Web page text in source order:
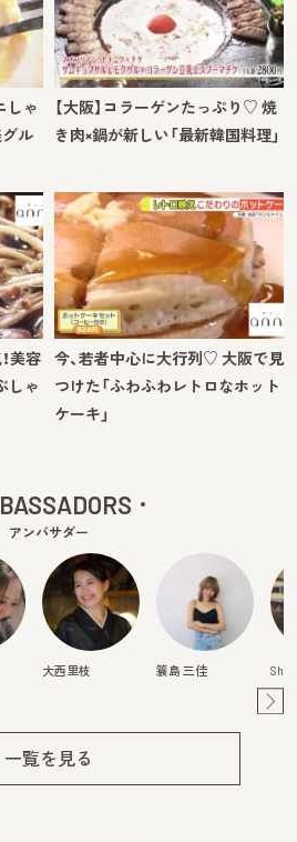
しゃ
ル
【大阪】コラーゲンたっぷり♡ 焼
き肉×鍋が新しい「最新韓国料理」
美容
しゃ
今、若者中心に大行列♡ 大阪で見
つけた「ふわふわレトロなホット
ケーキ」
アンバサダー
大西里枝 簑島 三佳
一覧を見る